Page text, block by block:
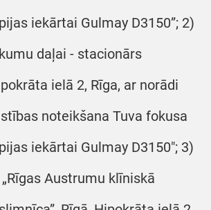
iekārtai Gulmay D3150”; 2)
daļai - stacionārs
ielā 2, Rīga, ar norādi
noteikšana Tuva fokusa
iekārtai Gulmay D3150"; 3)
Austrumu klīniskā